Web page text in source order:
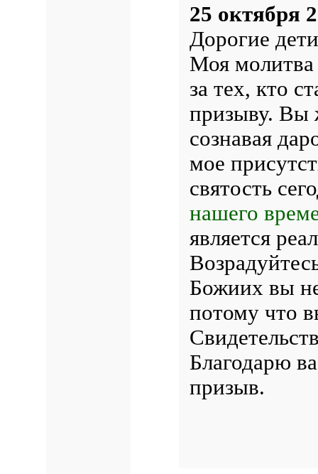
25 октября
Дорогие
Моя молитва
за тех, кто
призыву. Вы
сознавая
мое
святость
нашего
является
Божиих вы
потому что
Благодарю
призыв.